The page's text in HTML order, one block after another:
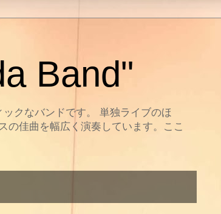
Band"
クなバンドです。 単独ライブのほ
の佳曲を幅広く演奏しています。ここ